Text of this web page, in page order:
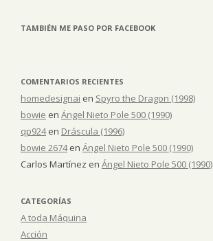
TAMBIÉN ME PASO POR FACEBOOK
COMENTARIOS RECIENTES
homedesignai en Spyro the Dragon (1998)
bowie en Ángel Nieto Pole 500 (1990)
qp924en Dráscula (1996)
bowie 2674en Ángel Nieto Pole 500 (1990)
Carlos Martínez en Ángel Nieto Pole 500 (1990)
CATEGORÍAS
A toda Máquina
Acción